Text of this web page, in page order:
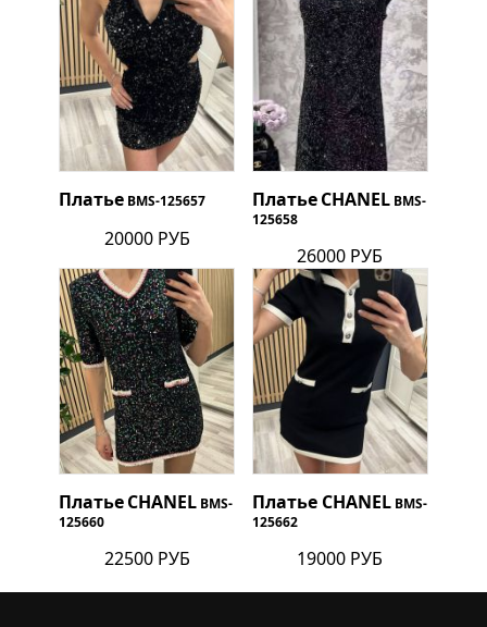
Платье BMS-125657
20000 РУБ
Платье CHANEL BMS-
125658
26000 РУБ
ПлатьеCHANEL BMS-
125660
22500 РУБ
Платье CHANEL BMS-
125662
19000 РУБ